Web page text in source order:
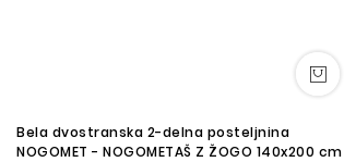
Bela dvostranska 2-delna posteljnina
NOGOMET - NOGOMETAŠ Z ŽOGO 140x200 cm